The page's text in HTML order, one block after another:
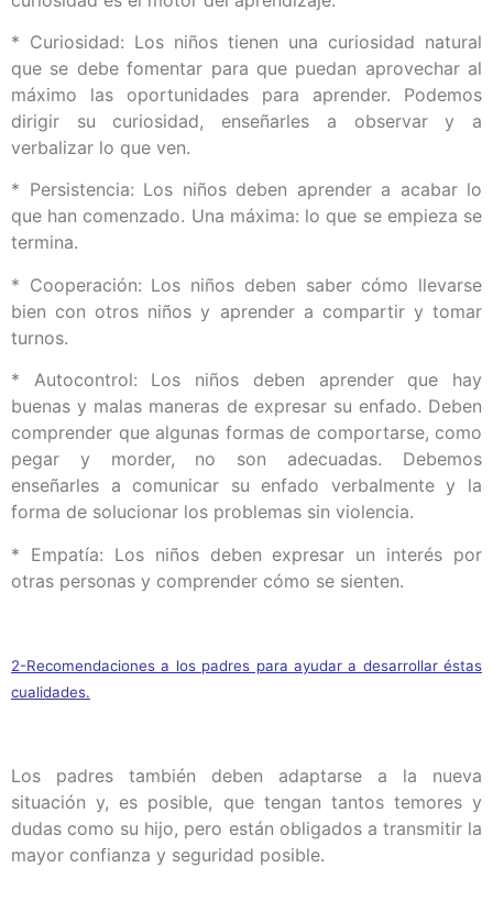
* Curiosidad: Los niños tienen una curiosidad natural
que se debe fomentar para que puedan aprovechar al
máximo las oportunidades para aprender. Podemos
dirigir su curiosidad, enseñarles a observar y a
verbalizar lo que ven.
* Persistencia: Los niños deben aprender a acabar lo
que han comenzado. Una máxima: lo que se empieza se
termina.
* Cooperación: Los niños deben saber cómo llevarse
bien con otros niños y aprender a compartir y tomar
turnos.
* Autocontrol: Los niños deben aprender que hay
buenas y malas maneras de expresar su enfado. Deben
comprender que algunas formas de comportarse, como
pegar y morder, no son adecuadas. Debemos
enseñarles a comunicar su enfado verbalmente y la
forma de solucionar los problemas sin violencia.
* Empatía: Los niños deben expresar un interés por
otras personas y comprender cómo se sienten.
2-Recomendaciones a los padres para ayudar a desarrollar éstas
cualidades.
Los padres también deben adaptarse a la nueva
situación y, es posible, que tengan tantos temores y
dudas como su hijo, pero están obligados a transmitir la
mayor confianza y seguridad posible.